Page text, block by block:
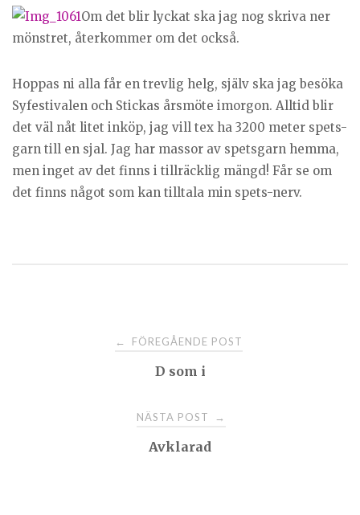
Om det blir lyckat ska jag nog skriva ner
mönstret, återkommer om det också.
Hoppas ni alla får en trevlig helg, själv ska jag besöka
Syfestivalen och Stickas årsmöte imorgon. Alltid blir
det väl nåt litet inköp, jag vill tex ha 3200 meter spets-
garn till en sjal. Jag har massor av spetsgarn hemma,
men inget av det finns i tillräcklig mängd! Får se om
det finns något som kan tilltala min spets-nerv.
← FÖREGÅENDE POST
D som i
NÄSTA POST →
Avklarad